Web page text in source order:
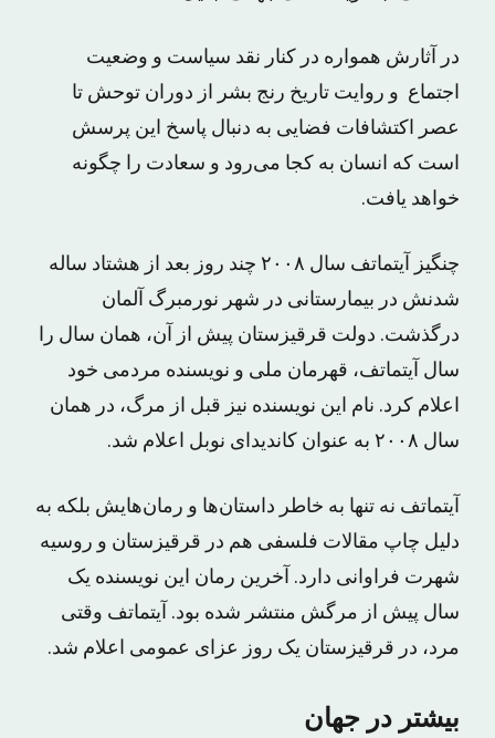
در آثارش همواره در کنار نقد سیاست و وضعیت
اجتماع و روایت تاریخ رنج بشر از دوران توحش تا
عصر اکتشافات فضایی به دنبال پاسخ این پرسش
است که انسان به کجا می‌رود و سعادت را چگونه
خواهد یافت.
چنگیز آیتماتف سال ۲۰۰۸ چند روز بعد از هشتاد ساله
شدنش در بیمارستانی در شهر نورمبرگ آلمان
درگذشت. دولت قرقیزستان پیش از آن، همان سال را
سال آیتماتف، قهرمان ملی و نویسنده مردمی خود
اعلام کرد. نام این نویسنده نیز قبل از مرگ، در همان
سال ۲۰۰۸ به عنوان کاندیدای نوبل اعلام شد.
آیتماتف نه تنها به خاطر داستان‌ها و رمان‌هایش بلکه به
دلیل چاپ مقالات فلسفی هم در قرقیزستان و روسیه
شهرت فراوانی دارد. آخرین رمان این نویسنده یک
سال پیش از مرگش منتشر شده بود. آیتماتف وقتی
مرد، در قرقیزستان یک روز عزای عمومی اعلام شد.
بیشتر در جهان